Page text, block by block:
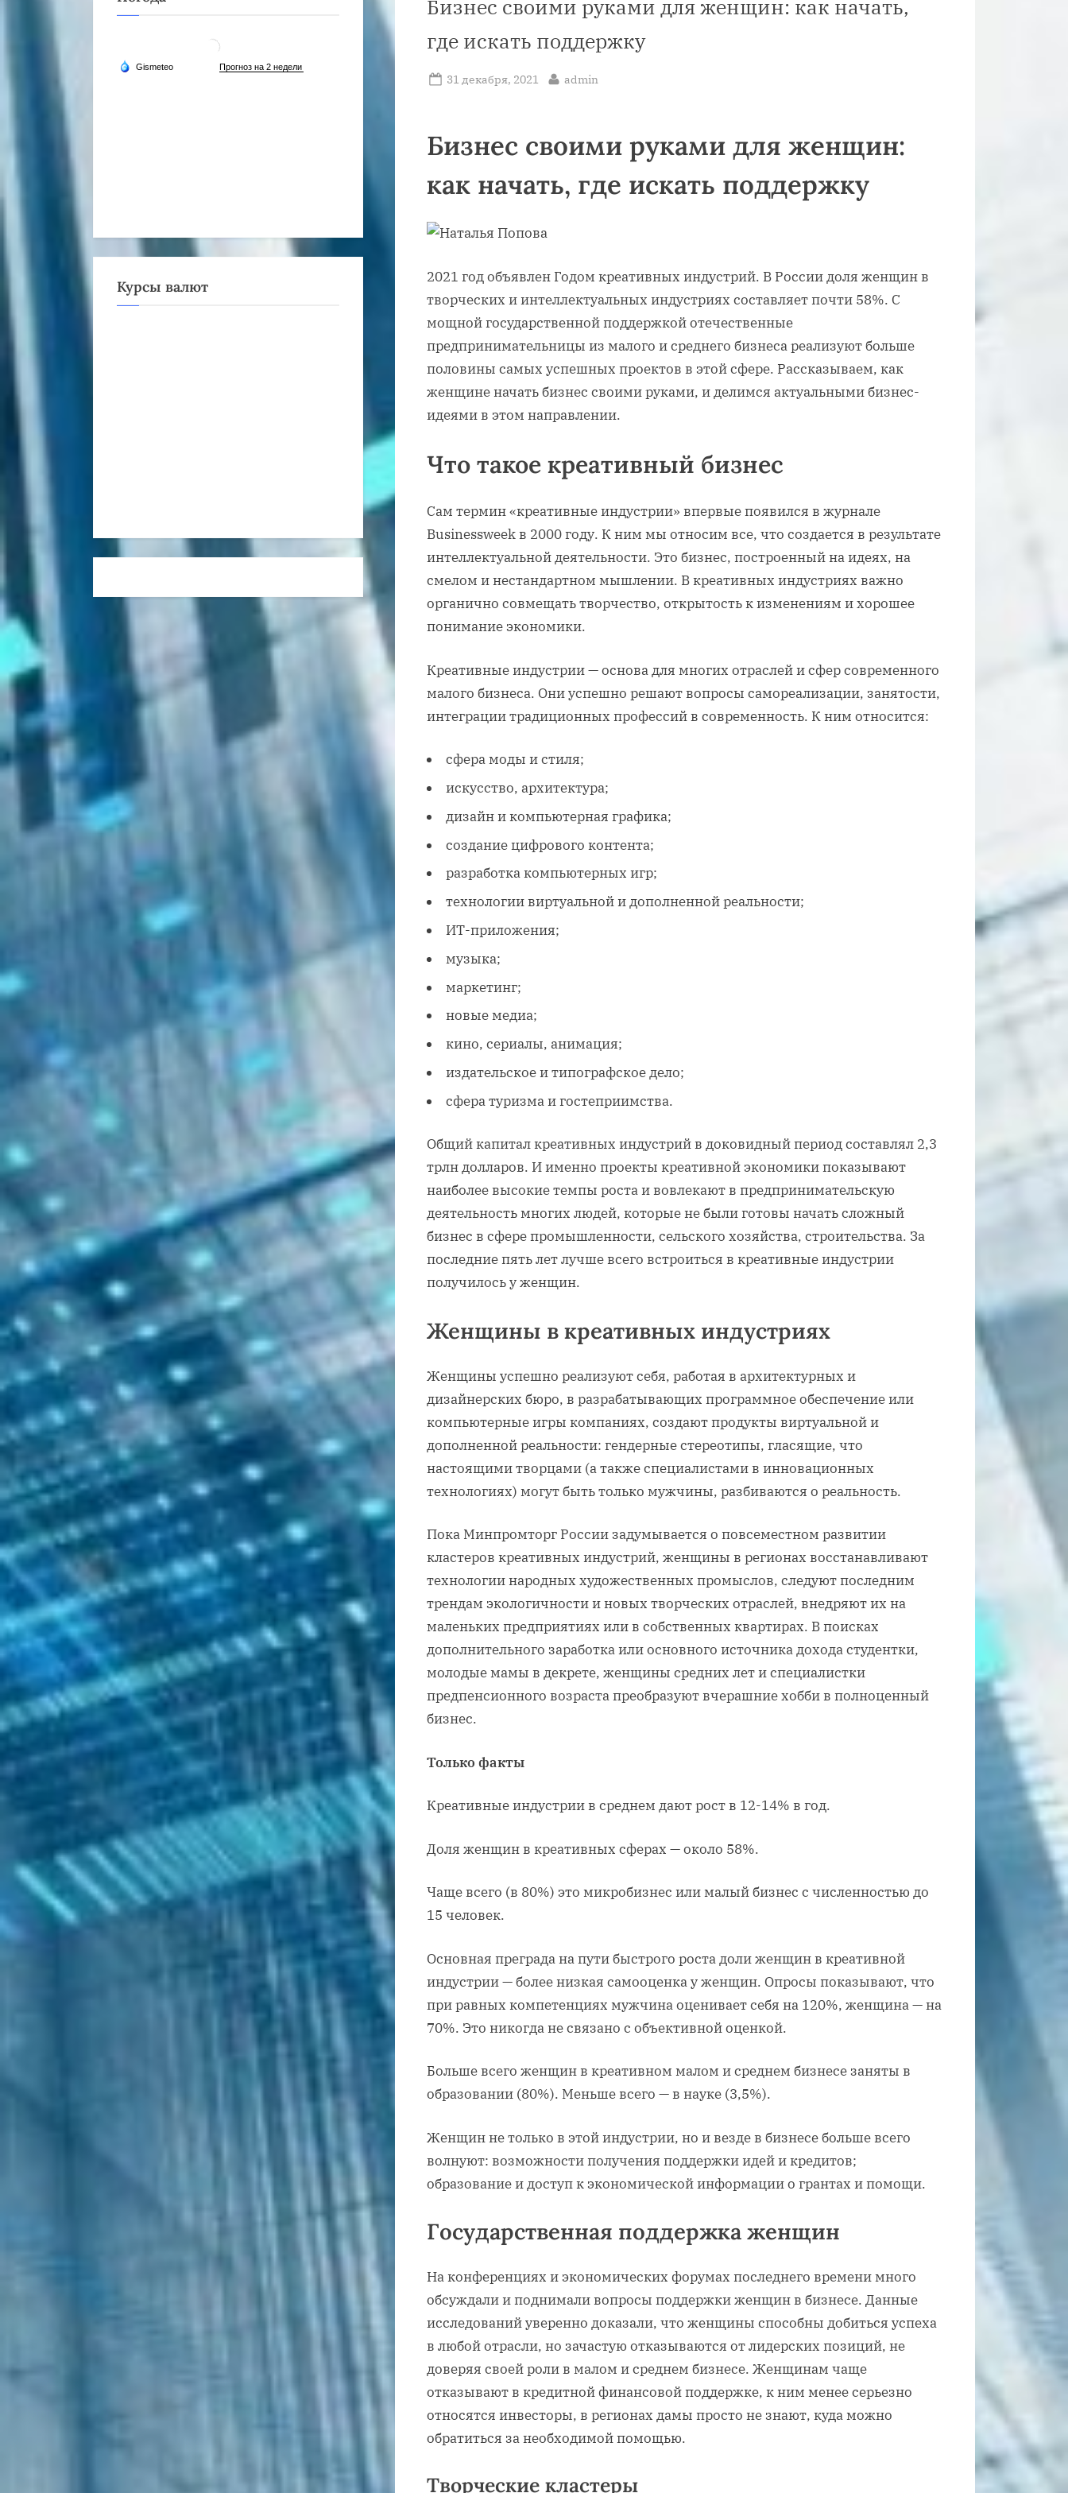
Бизнес своими руками для женщин: как начать,
где искать поддержку
Posted
31 декабря, 2021 By
admin
Бизнес своими руками для женщин:
как начать, где искать поддержку
2021 год объявлен Годом креативных индустрий. В России доля женщин в
творческих и интеллектуальных индустриях составляет почти 58%. С
мощной государственной поддержкой отечественные
предпринимательницы из малого и среднего бизнеса реализуют больше
половины самых успешных проектов в этой сфере. Рассказываем, как
женщине начать бизнес своими руками, и делимся актуальными бизнес-
идеями в этом направлении.
Что такое креативный бизнес
Сам термин «креативные индустрии» впервые появился в журнале
Businessweek в 2000 году. К ним мы относим все, что создается в результате
интеллектуальной деятельности. Это бизнес, построенный на идеях, на
смелом и нестандартном мышлении. В креативных индустриях важно
органично совмещать творчество, открытость к изменениям и хорошее
понимание экономики.
Креативные индустрии — основа для многих отраслей и сфер современного
малого бизнеса. Они успешно решают вопросы самореализации, занятости,
интеграции традиционных профессий в современность. К ним относится:
сфера моды и стиля;
искусство, архитектура;
дизайн и компьютерная графика;
создание цифрового контента;
разработка компьютерных игр;
технологии виртуальной и дополненной реальности;
ИТ-приложения;
музыка;
маркетинг;
новые медиа;
кино, сериалы, анимация;
издательское и типографское дело;
сфера туризма и гостеприимства.
Общий капитал креативных индустрий в доковидный период составлял 2,3
трлн долларов. И именно проекты креативной экономики показывают
наиболее высокие темпы роста и вовлекают в предпринимательскую
деятельность многих людей, которые не были готовы начать сложный
бизнес в сфере промышленности, сельского хозяйства, строительства. За
последние пять лет лучше всего встроиться в креативные индустрии
получилось у женщин.
Женщины в креативных индустриях
Женщины успешно реализуют себя, работая в архитектурных и
дизайнерских бюро, в разрабатывающих программное обеспечение или
компьютерные игры компаниях, создают продукты виртуальной и
дополненной реальности: гендерные стереотипы, гласящие, что
настоящими творцами (а также специалистами в инновационных
технологиях) могут быть только мужчины, разбиваются о реальность.
Пока Минпромторг России задумывается о повсеместном развитии
кластеров креативных индустрий, женщины в регионах восстанавливают
технологии народных художественных промыслов, следуют последним
трендам экологичности и новых творческих отраслей, внедряют их на
маленьких предприятиях или в собственных квартирах. В поисках
дополнительного заработка или основного источника дохода студентки,
молодые мамы в декрете, женщины средних лет и специалистки
предпенсионного возраста преобразуют вчерашние хобби в полноценный
бизнес.
Только факты
Креативные индустрии в среднем дают рост в 12-14% в год.
Доля женщин в креативных сферах — около 58%.
Чаще всего (в 80%) это микробизнес или малый бизнес с численностью до
15 человек.
Основная преграда на пути быстрого роста доли женщин в креативной
индустрии — более низкая самооценка у женщин. Опросы показывают, что
при равных компетенциях мужчина оценивает себя на 120%, женщина — на
70%. Это никогда не связано с объективной оценкой.
Больше всего женщин в креативном малом и среднем бизнесе заняты в
образовании (80%). Меньше всего — в науке (3,5%).
Женщин не только в этой индустрии, но и везде в бизнесе больше всего
волнуют: возможности получения поддержки идей и кредитов;
образование и доступ к экономической информации о грантах и помощи.
Государственная поддержка женщин
На конференциях и экономических форумах последнего времени много
обсуждали и поднимали вопросы поддержки женщин в бизнесе. Данные
исследований уверенно доказали, что женщины способны добиться успеха
в любой отрасли, но зачастую отказываются от лидерских позиций, не
доверяя своей роли в малом и среднем бизнесе. Женщинам чаще
отказывают в кредитной финансовой поддержке, к ним менее серьезно
относятся инвесторы, в регионах дамы просто не знают, куда можно
обратиться за необходимой помощью.
Творческие кластеры
Курсы валют